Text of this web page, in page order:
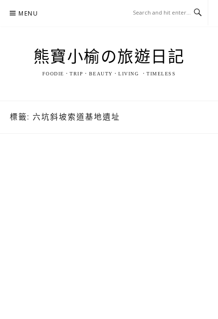
MENU
熊寶小榆の旅遊日記
FOODIE．TRIP．BEAUTY．LIVING ．TIMELESS
標籤: 六坑斜坡索道基地遺址